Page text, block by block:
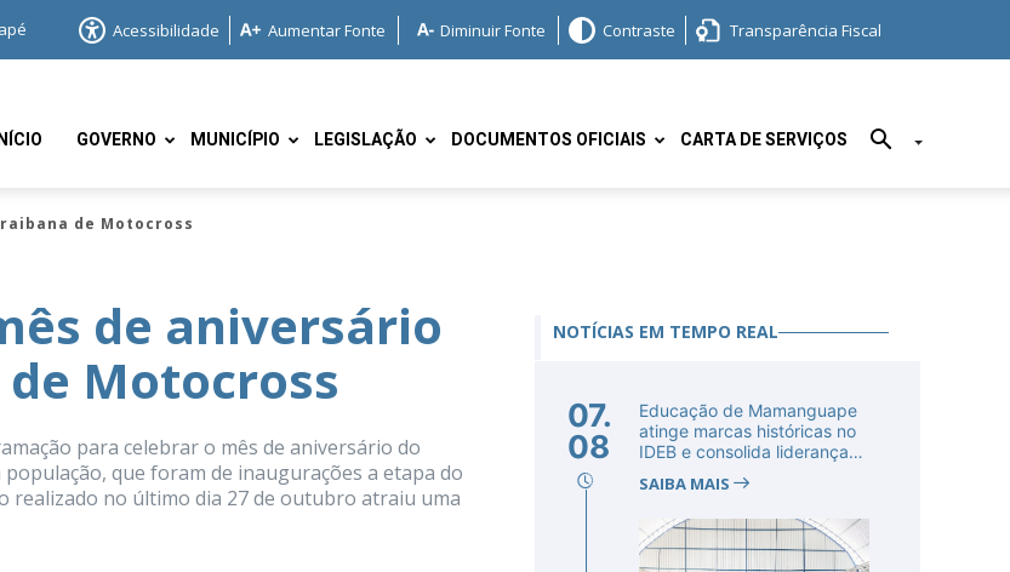
Acessibilidade Aumentar Fonte Diminuir Fonte Contraste Transparência Fiscal
GOVERNO MUNICÍPIO LEGISLAÇÃO DOCUMENTOS OFICIAIS CARTA DE SERVIÇOS
de Motocross
de aniversário
Motocross
para celebrar o mês de aniversário do
que foram de inaugurações a etapa do
realizado no último dia 27 de outubro atraiu uma
NOTÍCIAS EM TEMPO REAL
07.
08
Educação de Mamanguape
atinge marcas históricas no
IDEB e consolida liderança
SAIBA MAIS